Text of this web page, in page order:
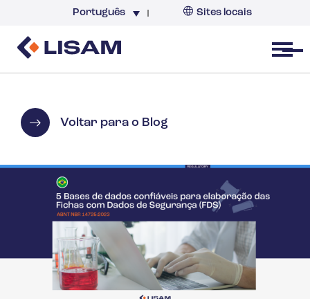
Português Sites locais
Open menu
Voltar para o Blog